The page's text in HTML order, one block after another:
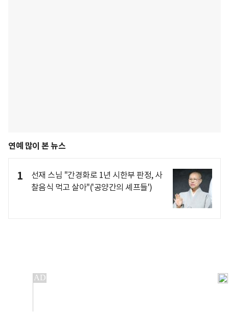
연예 많이 본 뉴스
1
선재 스님 "간경화로 1년 시한부 판정, 사
찰음식 먹고 살아"('공양간의 셰프들')